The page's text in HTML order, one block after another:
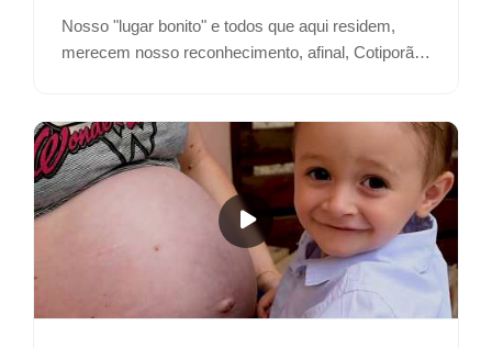
Nosso "lugar bonito" e todos que aqui residem,
merecem nosso reconhecimento, afinal, Cotiporã é